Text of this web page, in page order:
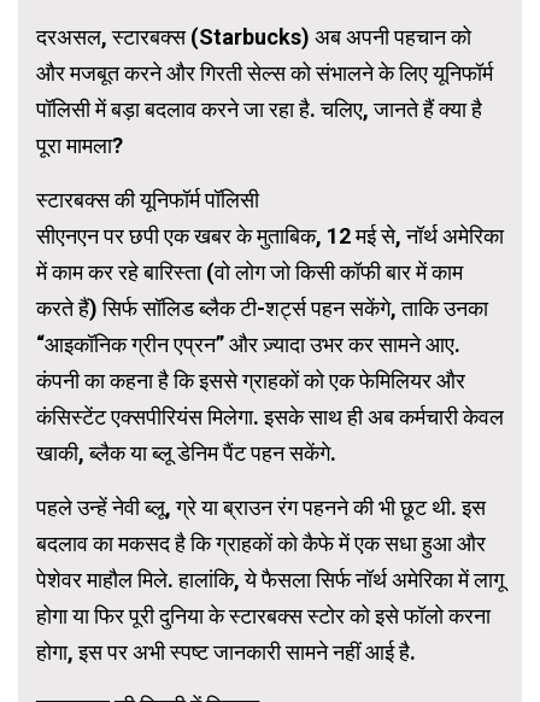
दरअसल, स्टारबक्स (Starbucks) अब अपनी पहचान को
और मजबूत करने और गिरती सेल्स को संभालने के लिए यूनिफॉर्म
पॉलिसी में बड़ा बदलाव करने जा रहा है. चलिए, जानते हैं क्या है
पूरा मामला?
स्टारबक्स की यूनिफॉर्म पॉलिसी
सीएनएन पर छपी एक खबर के मुताबिक, 12 मई से, नॉर्थ अमेरिका
में काम कर रहे बारिस्ता (वो लोग जो किसी कॉफी बार में काम
करते हैं) सिर्फ सॉलिड ब्लैक टी-शर्ट्स पहन सकेंगे, ताकि उनका
“आइकॉनिक ग्रीन एप्रन” और ज़्यादा उभर कर सामने आए.
कंपनी का कहना है कि इससे ग्राहकों को एक फेमिलियर और
कंसिस्टेंट एक्सपीरियंस मिलेगा. इसके साथ ही अब कर्मचारी केवल
खाकी, ब्लैक या ब्लू डेनिम पैंट पहन सकेंगे.
पहले उन्हें नेवी ब्लू, ग्रे या ब्राउन रंग पहनने की भी छूट थी. इस
बदलाव का मकसद है कि ग्राहकों को कैफे में एक सधा हुआ और
पेशेवर माहौल मिले. हालांकि, ये फैसला सिर्फ नॉर्थ अमेरिका में लागू
होगा या फिर पूरी दुनिया के स्टारबक्स स्टोर को इसे फॉलो करना
होगा, इस पर अभी स्पष्ट जानकारी सामने नहीं आई है.